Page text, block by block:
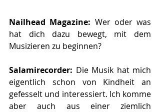
Nailhead Magazine: Wer oder was
hat dich dazu bewegt, mit dem
Musizieren zu beginnen?
Salamirecorder: Die Musik hat mich
eigentlich schon von Kindheit an
gefesselt und interessiert. Ich komme
aber auch aus einer ziemlich